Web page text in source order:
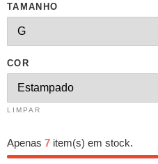
TAMANHO
COR
LIMPAR
Apenas 7 item(s) em stock.